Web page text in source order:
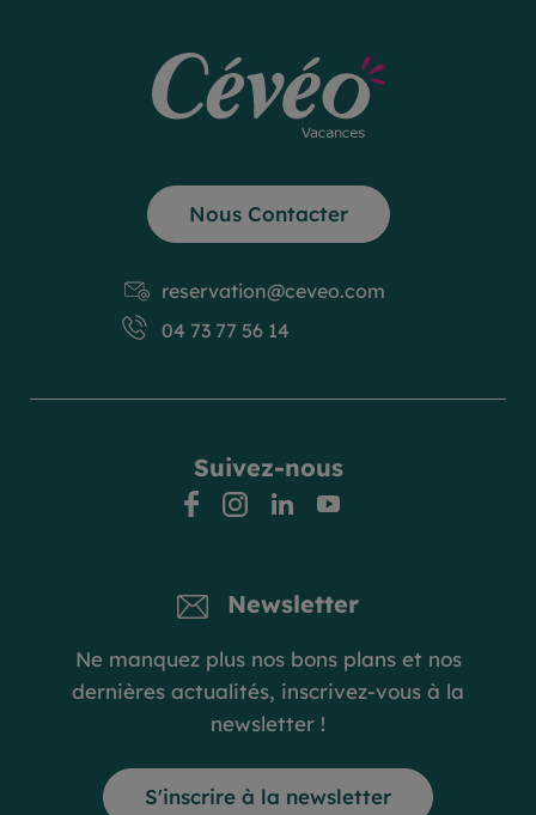
Nous Contacter
reservation@ceveo.com
04 73 77 56 14
Suivez-nous
facebook
instagramlinkedinyoutube
Newsletter
Ne manquez plus nos bons plans et nos
dernières actualités, inscrivez-vous à la
newsletter !
S'inscrire à la newsletter